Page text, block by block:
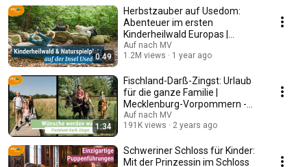
0:49
Herbstzauber auf Usedom:
Abenteuer im ersten
Kinderheilwald Europas |
Mecklenburg-Vorpommern
Auf nach MV
1.2M views
1 year ago
1:34
Fischland-Darß-Zingst: Urlaub
für die ganze Familie |
Mecklenburg-Vorpommern -
Ausflugstipps
Auf nach MV
191K views
2 years ago
Schweriner Schloss für Kinder:
Mit der Prinzessin im Schloss